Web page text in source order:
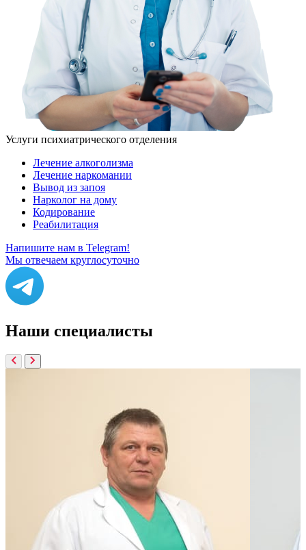
Услуги психиатрического отделения
Лечение алкоголизма
Лечение наркомании
Вывод из запоя
Нарколог на дому
Кодирование
Реабилитация
Напишите нам в Telegram!
Мы отвечаем круглосуточно
Наши специалисты